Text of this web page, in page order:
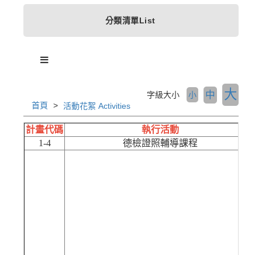
分類清單List
首頁 活動花絮 Activities
字級大小 小 中 大
計畫代碼
執行活動
1-4
德檢證照輔導課程